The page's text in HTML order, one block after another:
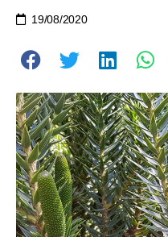
19/08/2020